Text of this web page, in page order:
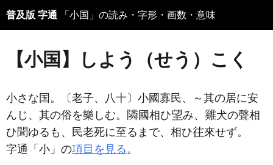
普及版 字通 「小国」の読み・字形・画数・意味
【小国】しよう（せう）こく
小さな国。〔老子、八十〕小國寡民、～其の居に安
んじ、其の俗を樂しむ。
國相ひ み、
犬の聲相
ひ聞ゆるも、民老死に至るまで、相ひ
來せず。
字通「小」の項目を見る。